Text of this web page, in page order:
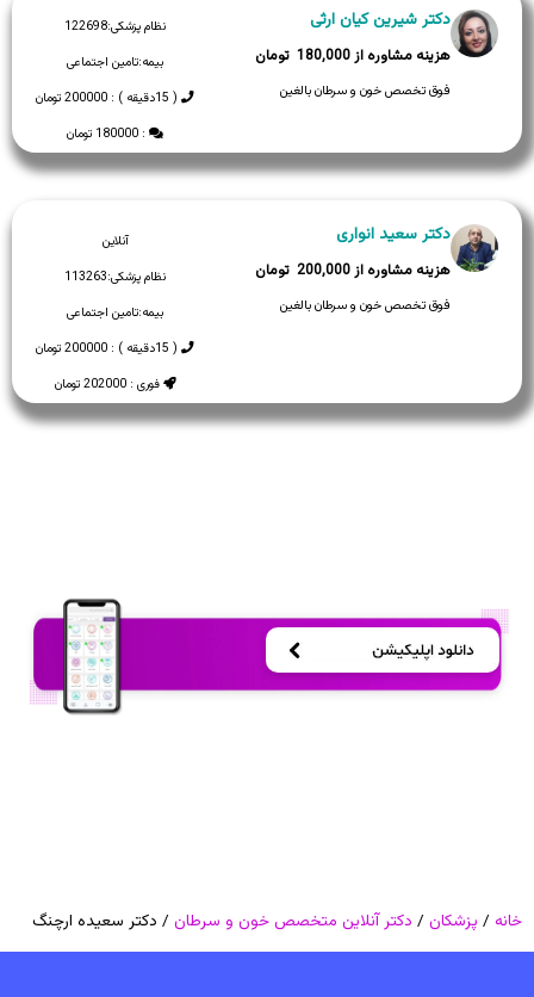
نظام پزشکی:122698
بیمه:تامین اجتماعی
( 15دقیقه ) : 200000 تومان
: 180000 تومان
دکتر شیرین کیان ارثی
180,000
فوق تخصص خون و سرطان بالغین
آنلاین
نظام پزشکی:113263
بیمه:تامین اجتماعی
( 15دقیقه ) : 200000 تومان
فوری : 202000 تومان
دکتر سعید انواری
200,000
فوق تخصص خون و سرطان بالغین
خانه / پزشکان / دکتر آنلاین متخصص خون و سرطان / دکتر سعیده ارچنگ